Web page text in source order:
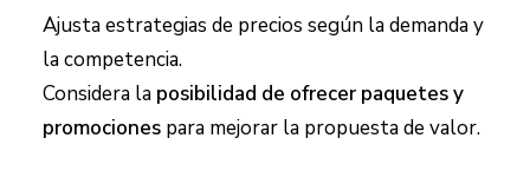
Ajusta estrategias de precios según la demanda y
la competencia.
Considera la posibilidad de ofrecer paquetes y
promociones para mejorar la propuesta de valor.